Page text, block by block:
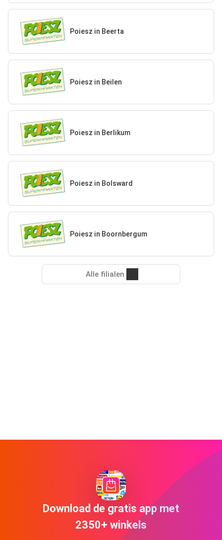
Poiesz in Beerta
Poiesz in Beilen
Poiesz in Berlikum
Poiesz in Bolsward
Poiesz in Boornbergum
Alle filialen
Download de gratis app met
2350+ winkels